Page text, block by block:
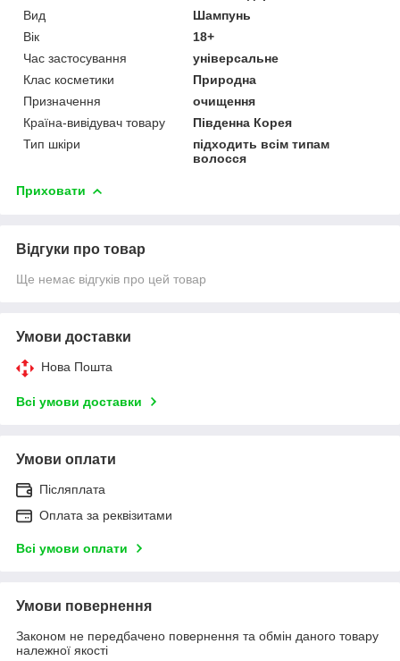
Вид
Шампунь
Вік
18+
Час застосування
універсальне
Клас косметики
Природна
Призначення
очищення
Країна-вивідувач товару
Південна Корея
Тип шкіри
підходить всім типам
волосся
Приховати
Відгуки про товар
Ще немає відгуків про цей товар
Умови доставки
Нова Пошта
Всі умови доставки
Умови оплати
Післяплата
Оплата за реквізитами
Всі умови оплати
Умови повернення
Законом не передбачено повернення та обмін даного товару
належної якості